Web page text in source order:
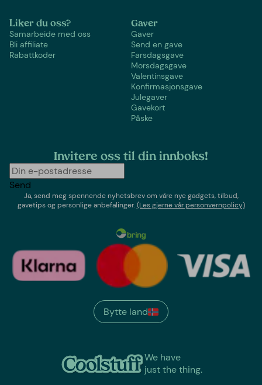
Liker du oss?
Samarbeide med oss
Bli affiliate
Rabattkoder
Gaver
Gaver
Send en gave
Farsdagsgave
Morsdagsgave
Valentinsgave
Konfirmasjonsgave
Julegaver
Gavekort
Påske
Invitere oss til din innboks!
Send
Ja, send meg spennende nyhetsbrev om våre nye gadgets, tilbud,
gavetips og personlige anbefalinger.(Les gjerne vår personvernpolicy)
We have
just the thing.
Bytte land